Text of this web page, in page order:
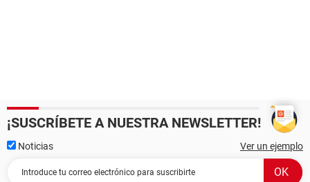
¡SUSCRÍBETE A NUESTRA NEWSLETTER!
Noticias Ver un ejemplo